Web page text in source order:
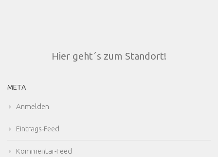
Hier geht´s zum Standort!
META
Anmelden
Eintrags-Feed
Kommentar-Feed